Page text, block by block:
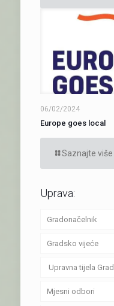
06/02/2024
Europe goes local
Saznajte više
Uprava:
Gradonačelnik
Gradsko vijeće
Upravna tijela
Mjesni odbori